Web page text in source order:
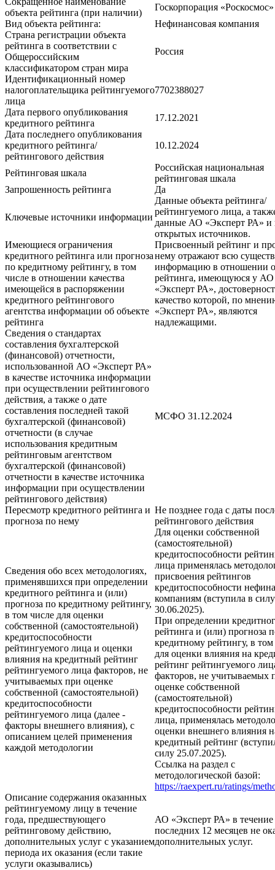
объекта рейтинга (при наличии)
Госкорпорация «Роскосмос»
Вид объекта рейтинга:
Нефинансовая компания
Страна регистрации объекта
рейтинга в соответствии с
Общероссийским
классификатором стран мира
Россия
Идентификационный номер
налогоплательщика рейтингуемого
лица
7702388027
Дата первого опубликования
кредитного рейтинга
17.12.2021
Дата последнего опубликования
кредитного рейтинга/
рейтингового действия
10.12.2024
Рейтинговая шкала
Российская национальная
рейтинговая шкала
Запрошенность рейтинга
Да
Ключевые источники информации
Данные объекта рейтинга/
рейтингуемого лица, а
данные АО «Эксперт РА» и
открытых источников.
Имеющиеся ограничения
кредитного рейтинга или прогноза
по кредитному рейтингу, в том
числе в отношении качества
имеющейся в распоряжении
кредитного рейтингового
агентства информации об объекте
рейтинга
Присвоенный рейтинг и
нему отражают всю
информацию в отношении
рейтинга, имеющуюся у АО
«Эксперт РА»,
качество которой, по
«Эксперт РА», являются
надлежащими.
Сведения о стандартах
составления бухгалтерской
(финансовой) отчетности,
использованной АО «Эксперт РА»
в качестве источника информации
при осуществлении рейтингового
действия, а также о дате
составления последней такой
бухгалтерской (финансовой)
отчетности (в случае
использования кредитным
рейтинговым агентством
бухгалтерской (финансовой)
отчетности в качестве источника
информации при осуществлении
рейтингового действия)
МСФО 31.12.2024
Пересмотр кредитного рейтинга и
прогноза по нему
Не позднее года с даты
рейтингового действия
Сведения обо всех методологиях,
применявшихся при определении
кредитного рейтинга и (или)
прогноза по кредитному рейтингу,
в том числе для оценки
собственной (самостоятельной)
кредитоспособности
рейтингуемого лица и оценки
влияния на кредитный рейтинг
рейтингуемого лица факторов, не
учитываемых при оценке
собственной (самостоятельной)
кредитоспособности
рейтингуемого лица (далее -
факторы внешнего влияния), с
описанием целей применения
каждой методологии
Для оценки собственной
(самостоятельной)
кредитоспособности
лица применялась
присвоения рейтингов
кредитоспособности
компаниям (вступила в силу
30.06.2025).
При определении
рейтинга и (или) прогноза
кредитному рейтингу, в том
для оценки влияния на
рейтинг рейтингуемого
факторов, не учитываемых
оценке собственной
(самостоятельной)
кредитоспособности
лица, применялась
оценки внешнего влияния
кредитный рейтинг
силу 25.07.2025).
Ссылка на раздел с
методологической базой:
https://raexpert.ru/ratings/
Описание содержания оказанных
рейтингуемому лицу в течение
года, предшествующего
рейтинговому действию,
дополнительных услуг с указанием
периода их оказания (если такие
услуги оказывались)
АО «Эксперт РА» в течение
последних 12 месяцев не
дополнительных услуг.